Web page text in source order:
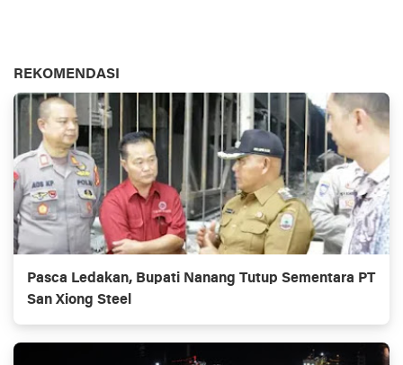
REKOMENDASI
Pasca Ledakan, Bupati Nanang Tutup Sementara PT
San Xiong Steel